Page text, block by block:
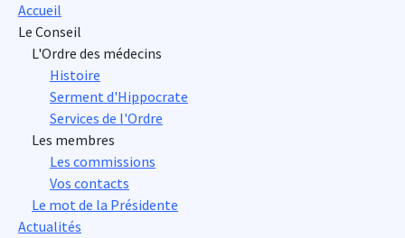
Accueil
Le Conseil
L'Ordre des médecins
Histoire
Serment d'Hippocrate
Services de l'Ordre
Les membres
Les commissions
Vos contacts
Le mot de la Présidente
Actualités